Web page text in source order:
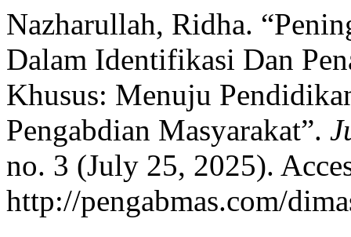
Nazharullah, Ridha.
Dalam Identifikasi Dan
Khusus: Menuju
Pengabdian Masyarakat”.
no. 3 (July 25, 2025).
http://pengabmas.com/